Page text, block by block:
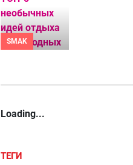
SMAK
Loading...
ТЕГИ